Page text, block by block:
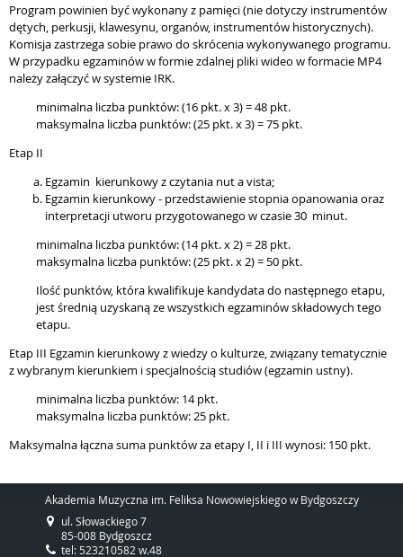
Program powinien być wykonany z pamięci (nie dotyczy instrumentów
dętych, perkusji, klawesynu, organów, instrumentów historycznych).
Komisja zastrzega sobie prawo do skrócenia wykonywanego programu.
W przypadku egzaminów w formie zdalnej pliki wideo w formacie MP4
należy załączyć w systemie IRK.
minimalna liczba punktów: (16 pkt. x 3) = 48 pkt.
maksymalna liczba punktów: (25 pkt. x 3) = 75 pkt.
Etap II
Egzamin kierunkowy z czytania nut a vista;
Egzamin kierunkowy - przedstawienie stopnia opanowania oraz
interpretacji utworu przygotowanego w czasie 30 minut.
minimalna liczba punktów: (14 pkt. x 2) = 28 pkt.
maksymalna liczba punktów: (25 pkt. x 2) = 50 pkt.
Ilość punktów, która kwalifikuje kandydata do następnego etapu,
jest średnią uzyskaną ze wszystkich egzaminów składowych tego
etapu.
Etap III Egzamin kierunkowy z wiedzy o kulturze, związany tematycznie
z wybranym kierunkiem i specjalnością studiów (egzamin ustny).
minimalna liczba punktów: 14 pkt.
maksymalna liczba punktów: 25 pkt.
Maksymalna łączna suma punktów za etapy I, II i III wynosi: 150 pkt.
Akademia Muzyczna im. Feliksa Nowowiejskiego w Bydgoszczy
ul. Słowackiego 7
85-008 Bydgoszcz
tel: 523210582 w.48